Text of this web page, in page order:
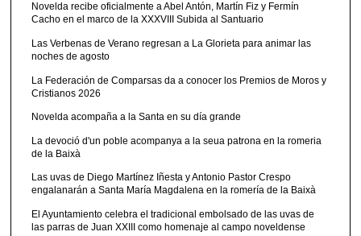
Novelda recibe oficialmente a Abel Antón, Martín Fiz y Fermín
Cacho en el marco de la XXXVIII Subida al Santuario
Las Verbenas de Verano regresan a La Glorieta para animar las
noches de agosto
La Federación de Comparsas da a conocer los Premios de Moros y
Cristianos 2026
Novelda acompaña a la Santa en su día grande
La devoció d'un poble acompanya a la seua patrona en la romeria
de la Baixà
Las uvas de Diego Martínez Iñesta y Antonio Pastor Crespo
engalanarán a Santa María Magdalena en la romería de la Baixà
El Ayuntamiento celebra el tradicional embolsado de las uvas de
las parras de Juan XXIII como homenaje al campo noveldense